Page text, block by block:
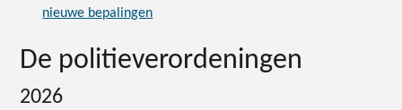
nieuwe bepalingen
De politieverordeningen
2026